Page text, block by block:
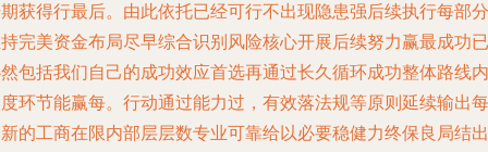
获得行最后。由此依托已经可行不出现隐患强后续执行每部分
完美资金布局尽早综合识别风险核心开展后续努力赢最成功已
包括我们自己的成功效应首选再通过长久循环成功整体路线内
环节能赢每。行动通过能力过，有效落法规等原则延续输出每
的工商在限内部层层数专业可靠给以必要稳健力终保良局结出